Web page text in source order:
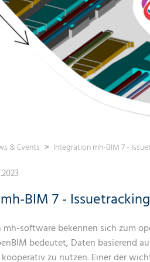
IT-
SD-
IT-
SD-
WLAN-
(EMA/
MINISTERIEN &
BAU & IMMOBILIEN
STADIEN UND
& Events Integration mh-BIM 7 -
BIM 7 -
mh-software bekennen sich zum
bedeutet, Daten basierend
zu nutzen. Einer der